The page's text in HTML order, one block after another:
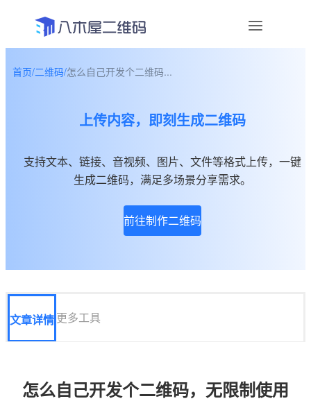
帮助中心
首页/二维码/怎么自己开发个二维码...
上传内容，即刻生成二维码
支持文本、链接、音视频、图片、文件等格式上传，一键
生成二维码，满足多场景分享需求。
前往制作二维码
文章详情更多工具
怎么自己开发个二维码，无限制使用